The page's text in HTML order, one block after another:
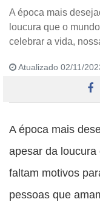
A época mais
loucura que o
celebrar a vida,
Atualizado 02/11/
A época mais
apesar da
faltam motivos
pessoas que